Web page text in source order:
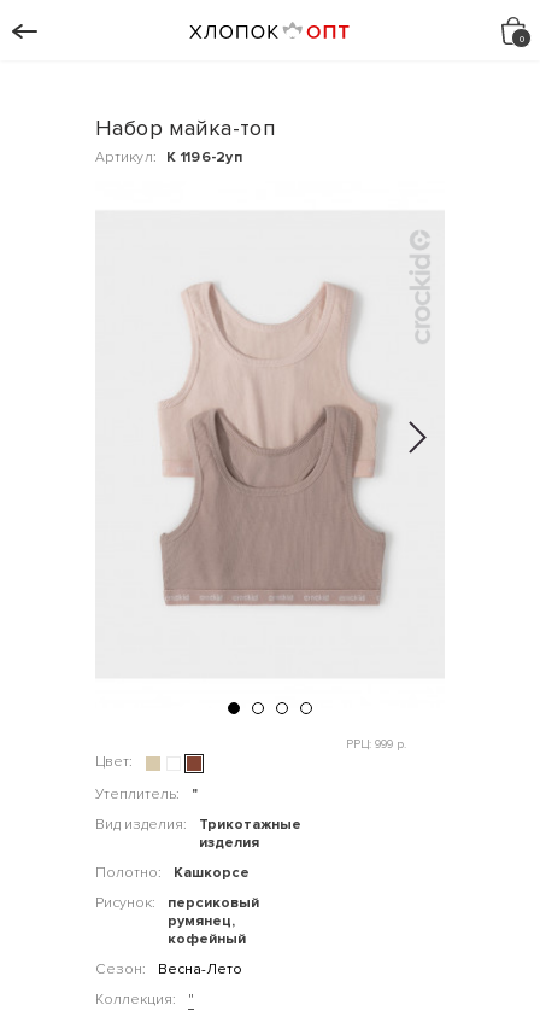
Набор майка-топ
Артикул: К 1196-2уп
Цвет:
Утеплитель:
"
Вид изделия:
Трикотажные
изделия
Полотно:
Кашкорсе
Рисунок:
персиковый
румянец,
кофейный
Сезон:
Весна-Лето
Коллекция:
"
РРЦ: 999 р.